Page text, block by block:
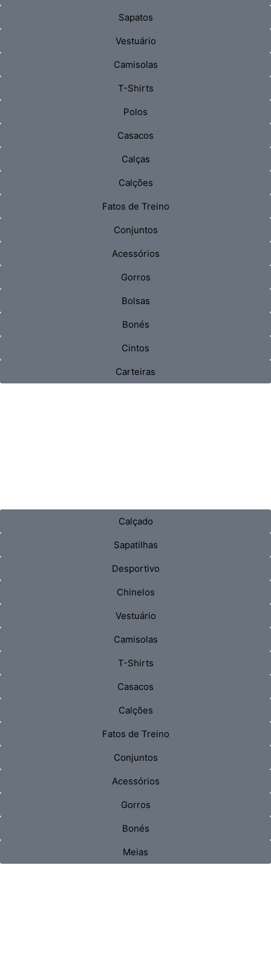
Sapatos
Vestuário
Camisolas
T-Shirts
Polos
Casacos
Calças
Calções
Fatos de Treino
Conjuntos
Acessórios
Gorros
Bolsas
Bonés
Cintos
Carteiras
Calçado
Sapatilhas
Desportivo
Chinelos
Vestuário
Camisolas
T-Shirts
Casacos
Calções
Fatos de Treino
Conjuntos
Acessórios
Gorros
Bonés
Meias